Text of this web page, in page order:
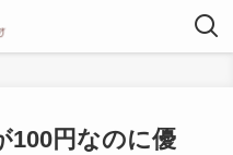
100円なのに優